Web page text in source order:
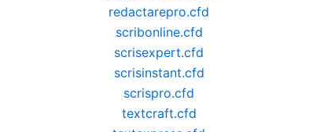
redactarepro.cfd
scribonline.cfd
scrisexpert.cfd
scrisinstant.cfd
scrispro.cfd
textcraft.cfd